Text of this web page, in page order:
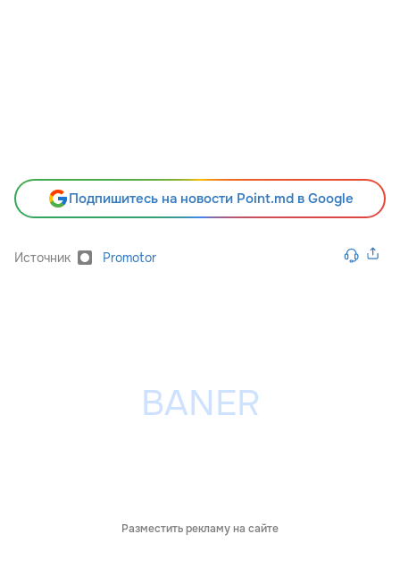
Подпишитесь на новости Point.md в Google
Источник Promotor
Разместить рекламу на сайте